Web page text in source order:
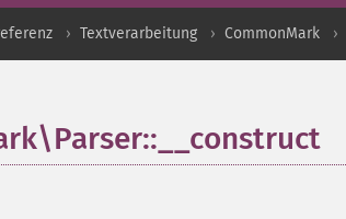
Textverarbeitung CommonMark